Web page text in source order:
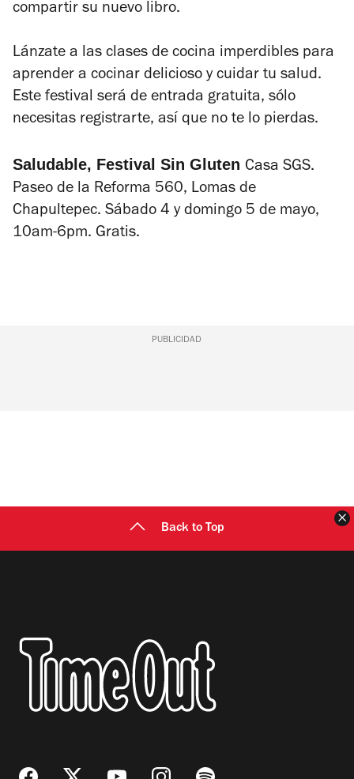
compartir su nuevo libro.
Lánzate a las clases de cocina imperdibles para
aprender a cocinar delicioso y cuidar tu salud.
Este festival será de entrada gratuita, sólo
necesitas registrarte, así que no te lo pierdas.
Saludable, Festival Sin Gluten Casa SGS.
Paseo de la Reforma 560, Lomas de
Chapultepec. Sábado 4 y domingo 5 de mayo,
10am-6pm. Gratis.
PUBLICIDAD
Back to Top